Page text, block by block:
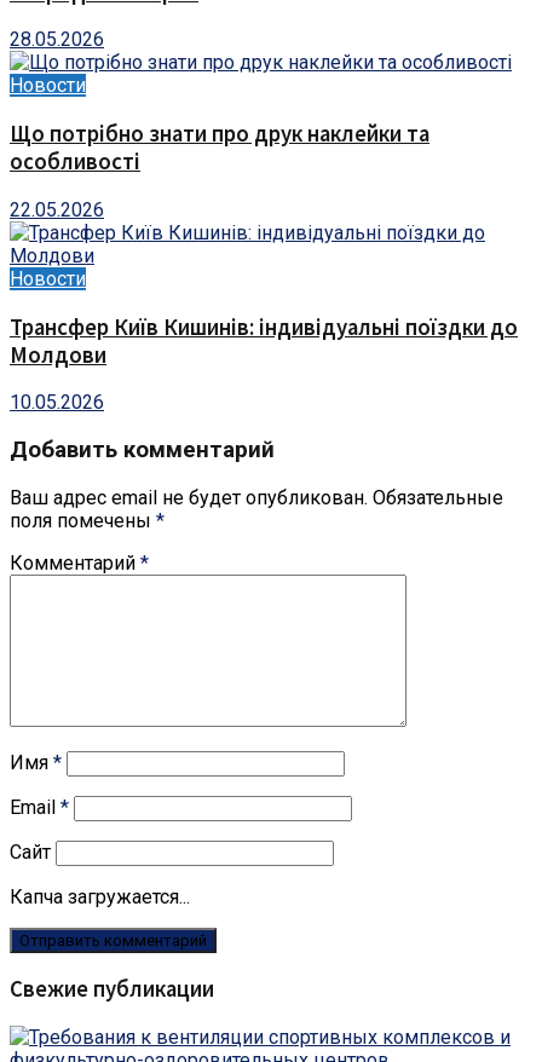
28.05.2026
Новости
Що потрібно знати про друк наклейки та
особливості
22.05.2026
Новости
Трансфер Київ Кишинів: індивідуальні поїздки до
Молдови
10.05.2026
Добавить комментарий
Ваш адрес email не будет опубликован. Обязательные
поля помечены *
Комментарий *
Имя *
Email *
Сайт
Капча загружается...
Свежие публикации